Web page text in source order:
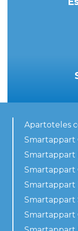
Apartoteles
Smartappart
Smartappart
Smartappart
Smartappart
Smartappart
Smartappart